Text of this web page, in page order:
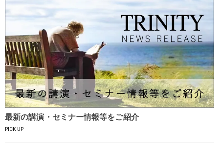
最新の講演・セミナー情報等をご紹介
PICK UP